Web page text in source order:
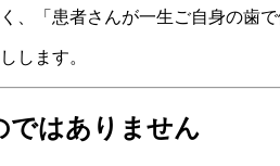
、「患者さんが一生ご自身の歯
します。
ではありません